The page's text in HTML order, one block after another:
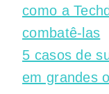
como a
combatê-las
5 casos de
em grandes